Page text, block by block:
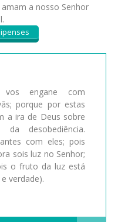
a nosso Senhor
vos engane com
porque por estas
a ira de Deus sobre
desobediência.
com eles; pois
sois luz no Senhor;
o fruto da luz está
verdade).